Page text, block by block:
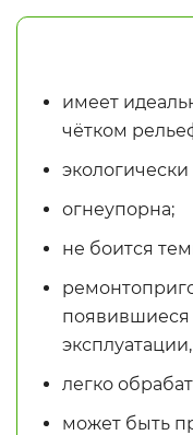
имеет
чётком
огнеупорна;
не боится
появившиеся
легко
может быть